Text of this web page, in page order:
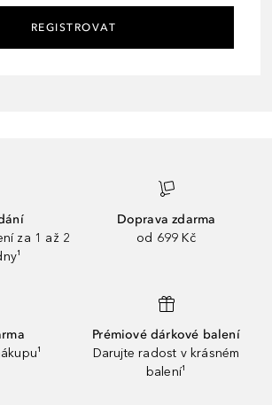
REGISTROVAT
za 1 až 2
Doprava zdarma
od 699 Kč
Prémiové dárkové balení
Darujte radost v krásném
balení¹